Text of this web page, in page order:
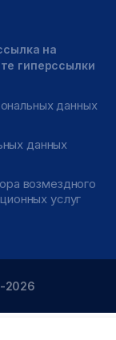
на
гиперссылки
данных
данных
возмездного
услуг
2026